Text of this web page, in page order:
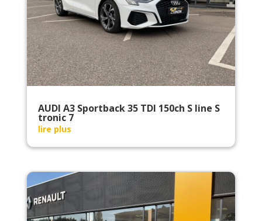
AUDI A3 Sportback 35 TDI 150ch S line S
tronic 7
lire plus